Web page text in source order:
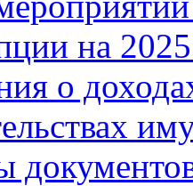
на 2025
о